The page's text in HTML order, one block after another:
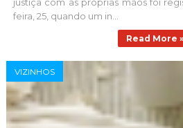
feira, 25, quando um in...
Read More
VIZINHOS